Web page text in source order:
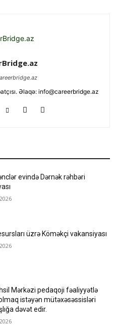
Əlaqə: info@careerbridge.az
evində Dərnək rəhbəri
üzrə Köməkçi vakansiyası
Mərkəzi pedaqoji fəaliyyətlə
istəyən mütəxəsəssisləri
dəvət edir.